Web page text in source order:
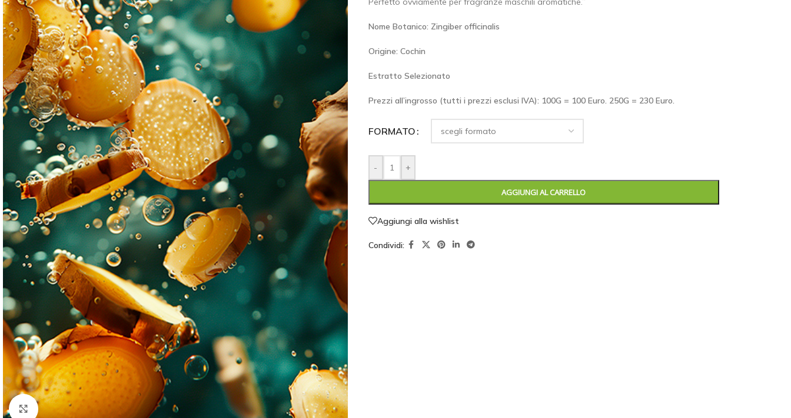
Click to enlarge
Nome Botanico: Zingiber officinalis
Origine: Cochin
Estratto Selezionato
Prezzi all’ingrosso (tutti i prezzi esclusi IVA): 100G = 100 Euro. 250G = 230 Euro.
FORMATO
- +
AGGIUNGI AL CARRELLO
Aggiungi alla wishlist
Condividi: